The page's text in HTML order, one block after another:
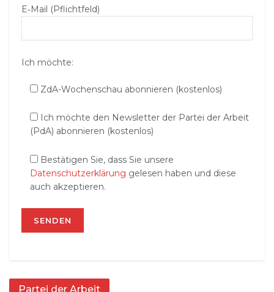
E‑Mail (Pflichtfeld)
Ich möchte:
ZdA-Wochenschau abonnieren (kostenlos)
Ich möchte den Newsletter der Partei der Arbeit
(PdA) abonnieren (kostenlos)
Bestätigen Sie, dass Sie unsere
Datenschutzerklärung gelesen haben und diese
auch akzeptieren.
Partei der Arbeit